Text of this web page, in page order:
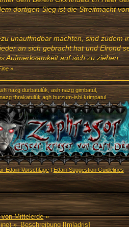
dortigen Sieg ist die Streitmacht
unauffindbar machten, sind zudem
an sich gebracht hat und Elrond
Aufmerksamkeit auf sich zu ziehen.
»
nazg durbatulûk, ash nazg gimbatul,
thrakatulûk agh burzum-ishi krimpatul
Edain-VorschlägeIEdain Suggestion Guidelines
Mittelerde»
) » Beschreibung [Imladris]